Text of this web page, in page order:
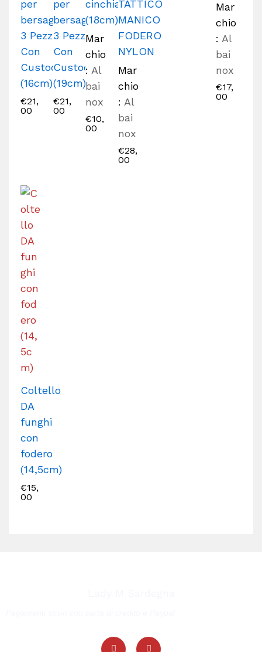
per
bersaglio
3 Pezzi
Con
Custodia
(16cm)
€21,
00
per
bersaglio
3 Pezzi
Con
Custodia
(19cm)
€21,
00
cinchiale
(18cm)
Mar
chio
: Al
bai
nox
€10,
00
TATTICO
MANICO
FODERO
NYLON
Mar
chio
: Al
bai
nox
€28,
00
Mar
chio
: Al
bai
nox
€17,
00
Coltello
DA
funghi
con
fodero
(14,5cm)
€15,
00